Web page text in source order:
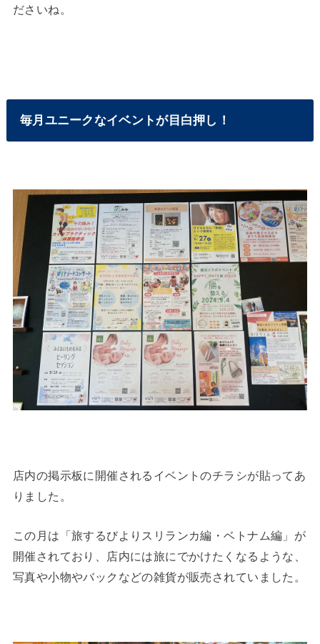
ださいね。
毎月ユニークなイベントが目白押し！
店内の掲示板に開催されるイベントのチラシが貼ってあ
りました。
この月は「旅するびよりスリランカ編・ベトナム編」が
開催されており、店内には旅にでかけたくなるような、
写真や小物やバックなどの雑貨が販売されていました。